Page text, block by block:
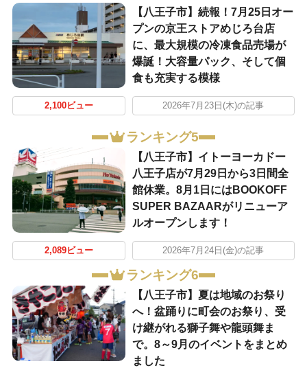
【八王子市】続報！7月25日オー
プンの京王ストアめじろ台店
に、最大規模の冷凍食品売場が
爆誕！大容量パック、そして個
食も充実する模様
2,100ビュー 2026年7月23日(木)の記事
ランキング5
【八王子市】イトーヨーカドー
八王子店が7月29日から3日間全
館休業。8月1日にはBOOKOFF
SUPER BAZAARがリニューア
ルオープンします！
2,089ビュー 2026年7月24日(金)の記事
ランキング6
【八王子市】夏は地域のお祭り
へ！盆踊りに町会のお祭り、受
け継がれる獅子舞や龍頭舞ま
で。8～9月のイベントをまとめ
ました